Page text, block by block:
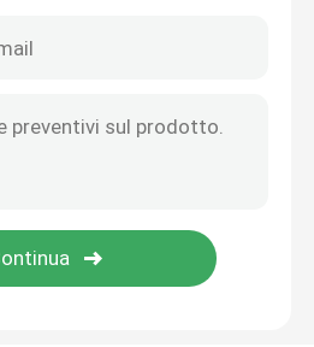
rivestita
di alluminio